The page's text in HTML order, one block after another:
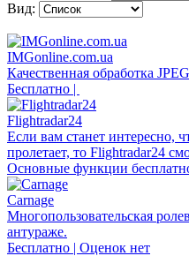
Вид:
IMGonline.com.ua
Качественная обработка
Бесплатно |
Flightradar24
Если вам станет интересно,
пролетает, то Flightradar24
Основные функции
Carnage
Многопользовательская
антураже.
Бесплатно | Оценок нет